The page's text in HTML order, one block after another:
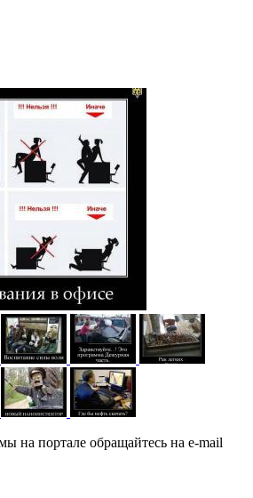
на портале обращайтесь на e-mail